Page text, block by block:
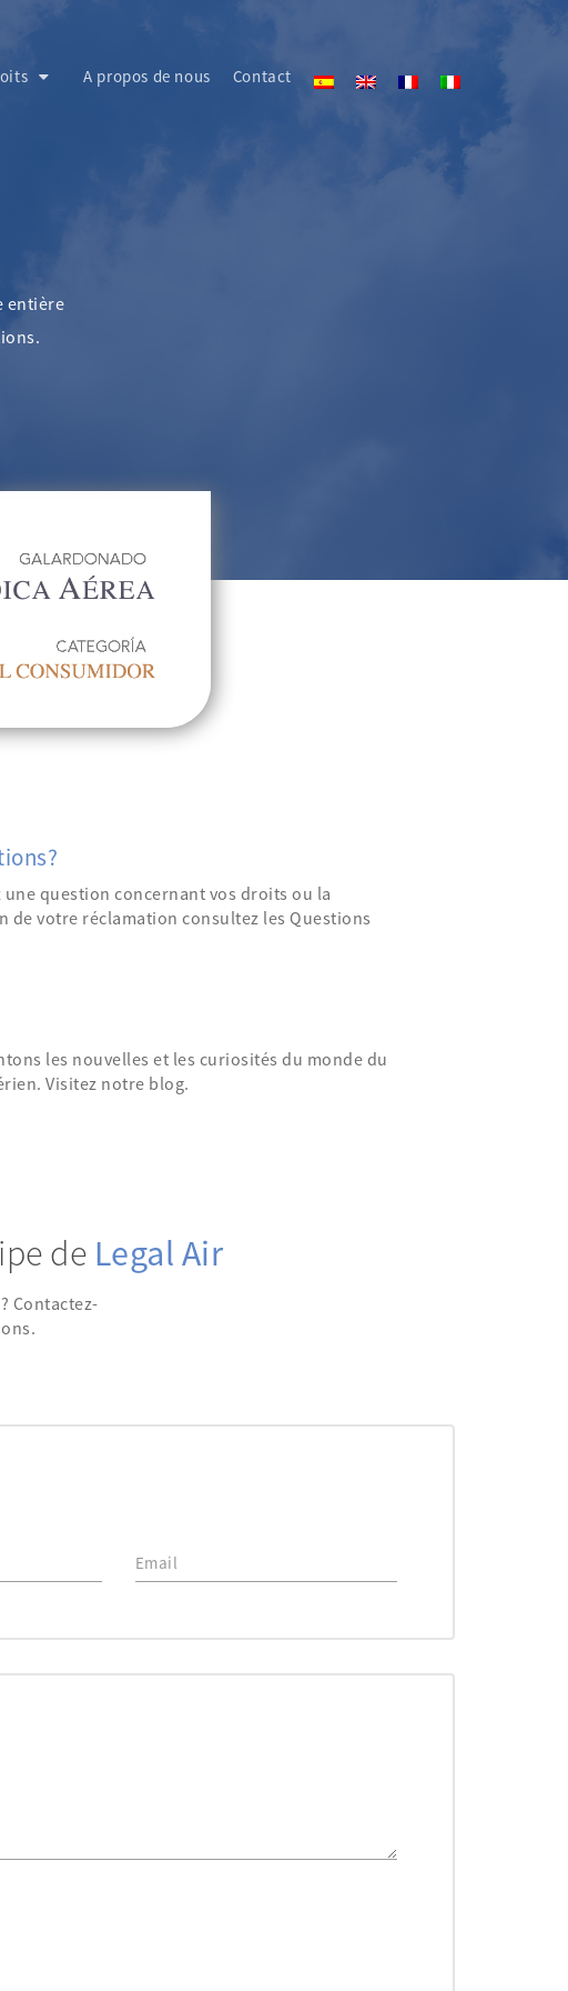
A propos de nous Contact
entière
une question concernant vos droits ou la
de votre réclamation consultez les Questions
les nouvelles et les curiosités du monde du
Visitez notre blog.
de Legal Air
? Contactez-